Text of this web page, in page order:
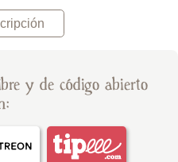
y de código abierto